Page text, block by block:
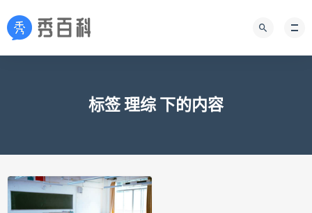
标签 理综 下的内容